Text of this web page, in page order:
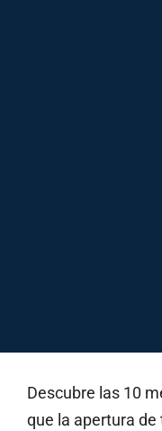
Descubre las 10
que la apertura